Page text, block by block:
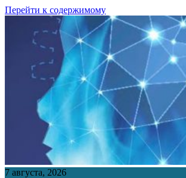
Перейти к содержимому
7 августа, 2026